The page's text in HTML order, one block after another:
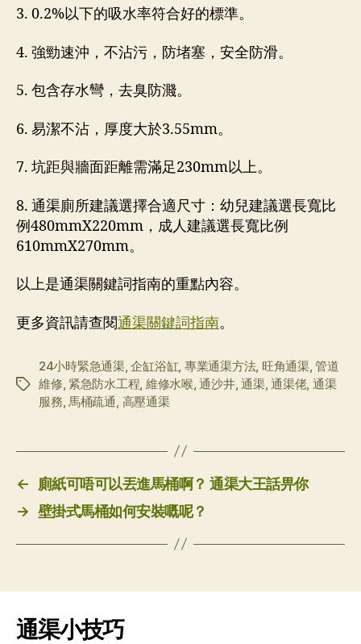
3. 0.2%以下的吸水率符合好的標準。
4. 強勁速沖，不沾污，防堵塞，安全防滑。
5. 包含存水彎，去臭防濺。
6. 易潔不沾，厚度大於3.55mm。
7. 坑距與牆面距離需滿足230mm以上。
8. 通渠廁所建議選擇合適尺寸：幼兒建議選長寬比
例480mmX220mm，成人建議選長寬比例
610mmX270mm。
以上是通渠關鍵詞指南的重點內容。
更多資訊請查閱通渠關鍵詞指南。
标
24小時緊急通渠,企缸浴缸 專業通渠方法, 旺角通渠,管道
維修 紧急防水工程 維修水喉 ,通沙井,通渠,通渠佬, 通渠
服務 馬桶疏通 高壓通渠
←
廁紙可唔可以丟進馬桶啊？ 通渠大王話畀你
→ 壁掛式馬桶如何安裝嘅呢？
通渠小技巧